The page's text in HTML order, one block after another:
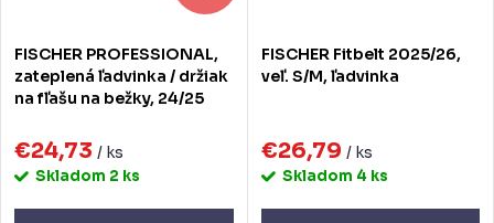
FISCHER PROFESSIONAL,
zateplená ľadvinka / držiak
na fľašu na bežky, 24/25
€24,73 / ks
Skladom 2 ks
FISCHER Fitbelt 2025/26,
veľ. S/M, ľadvinka
€26,79 / ks
Skladom 4 ks